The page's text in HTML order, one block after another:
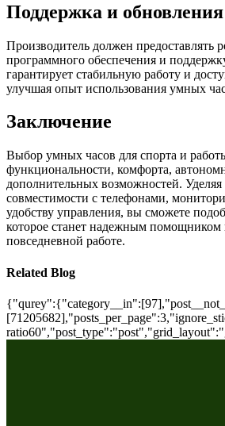
Поддержка и обновления
Производитель должен предоставлять
программного обеспечения и
гарантирует стабильную работу и
улучшая опыт использования умных
Заключение
Выбор умных часов для спорта и
функциональности, комфорта,
дополнительных возможностей.
совместимости с телефонами,
удобству управления, вы сможете
которое станет надежным помощником
повседневной работе.
Related Blog